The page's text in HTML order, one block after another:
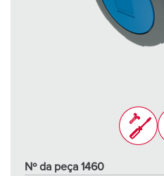
Nº da peça 1460